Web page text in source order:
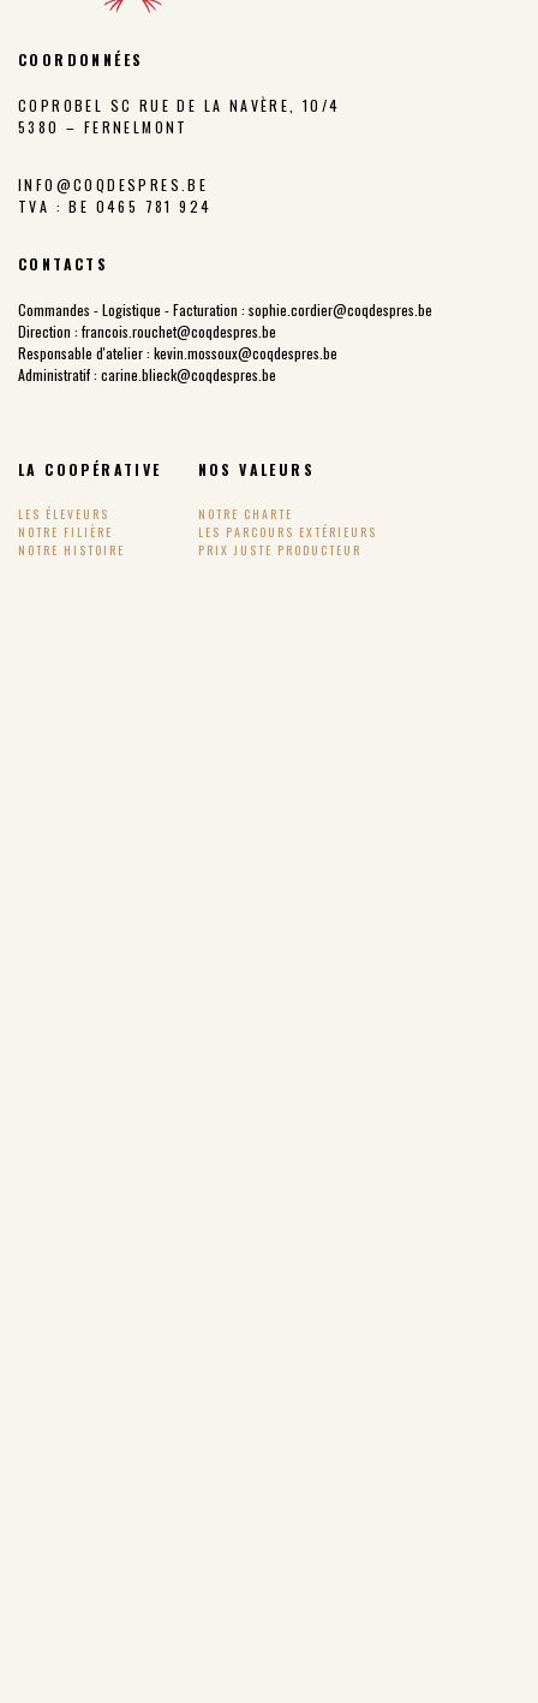
COORDONNÉES
COPROBEL SC RUE DE LA NAVÈRE, 10/4
5380 – FERNELMONT
INFO@COQDESPRES.BE
TVA : BE 0465 781 924
CONTACTS
Commandes - Logistique - Facturation : sophie.cordier@coqdespres.be
Direction : francois.rouchet@coqdespres.be
Responsable d'atelier : kevin.mossoux@coqdespres.be
Administratif : carine.blieck@coqdespres.be
LA COOPÉRATIVE
LES ÉLEVEURS
NOTRE FILIÈRE
NOTRE HISTOIRE
NOS VALEURS
NOTRE CHARTE
LES PARCOURS EXTÉRIEURS
PRIX JUSTE PRODUCTEUR